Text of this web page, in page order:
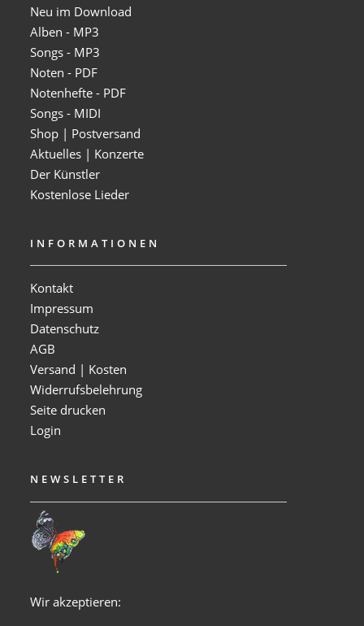
Neu im Download
Alben - MP3
Songs - MP3
Noten - PDF
Notenhefte - PDF
Songs - MIDI
Shop | Postversand
Aktuelles | Konzerte
Der Künstler
Kostenlose Lieder
INFORMATIONEN
Kontakt
Impressum
Datenschutz
AGB
Versand | Kosten
Widerrufsbelehrung
Seite drucken
Login
NEWSLETTER
Wir akzeptieren: